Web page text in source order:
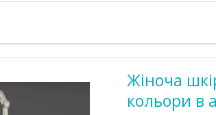
Жіноча
кольори в